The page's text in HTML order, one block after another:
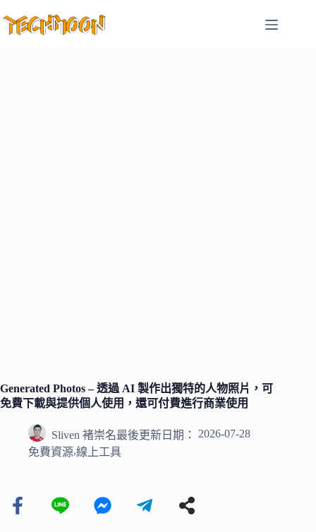
至
Generated Photos – 透過 AI 製作出獨特的人物照片，可
免費下載與提供個人使用，還可付費進行商業使用
Sliven 褚崇名最後更新日期：
2026-07-28
免費資源,線上工具